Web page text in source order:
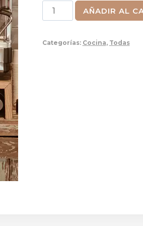
Cafetera
Nueva
cantidad
AÑADIR AL
Categorías: Cocina, Todas